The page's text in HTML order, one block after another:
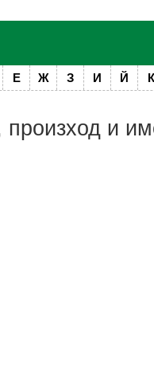
Е Ж З И Й К
и